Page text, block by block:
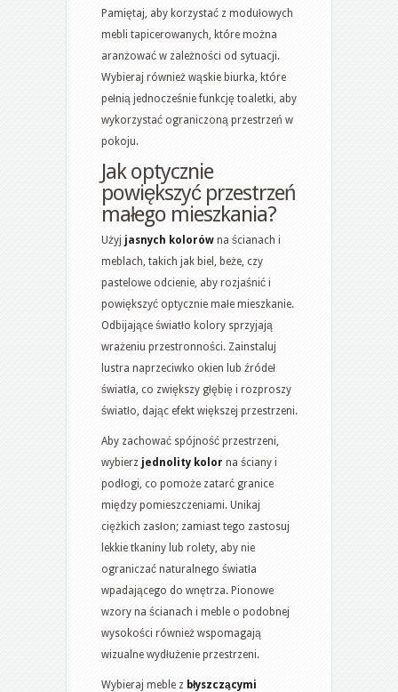
Pamiętaj, aby korzystać z modułowych
mebli tapicerowanych, które można
aranżować w zależności od sytuacji.
Wybieraj również wąskie biurka, które
pełnią jednocześnie funkcję toaletki, aby
wykorzystać ograniczoną przestrzeń w
pokoju.
Jak optycznie
powiększyć przestrzeń
małego mieszkania?
Użyj jasnych kolorów na ścianach i
meblach, takich jak biel, beże, czy
pastelowe odcienie, aby rozjaśnić i
powiększyć optycznie małe mieszkanie.
Odbijające światło kolory sprzyjają
wrażeniu przestronności. Zainstaluj
lustra naprzeciwko okien lub źródeł
światła, co zwiększy głębię i rozproszy
światło, dając efekt większej przestrzeni.
Aby zachować spójność przestrzeni,
wybierz jednolity kolor na ściany i
podłogi, co pomoże zatarć granice
między pomieszczeniami. Unikaj
ciężkich zasłon; zamiast tego zastosuj
lekkie tkaniny lub rolety, aby nie
ograniczać naturalnego światła
wpadającego do wnętrza. Pionowe
wzory na ścianach i meble o podobnej
wysokości również wspomagają
wizualne wydłużenie przestrzeni.
Wybieraj meble z błyszczącymi